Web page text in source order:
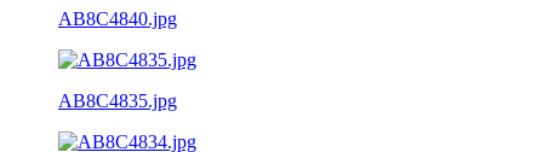
AB8C4840.jpg
AB8C4835.jpg